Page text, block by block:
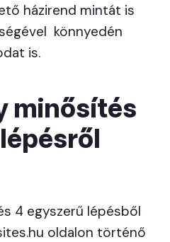
házirend mintát is
könnyedén
is.
minősítés
4 egyszerű lépésből
oldalon történő